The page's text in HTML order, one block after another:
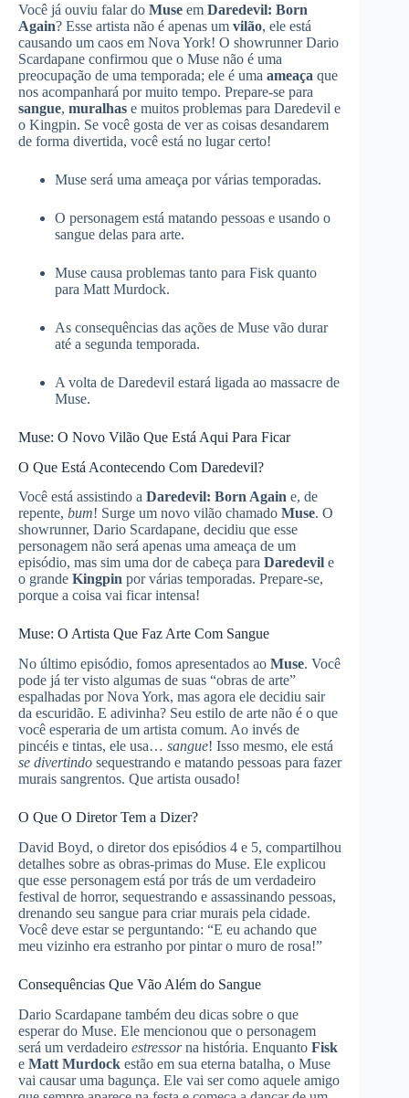
Você já ouviu falar do Muse em Daredevil: Born
Again? Esse artista não é apenas um vilão, ele está
causando um caos em Nova York! O showrunner Dario
Scardapane confirmou que o Muse não é uma
preocupação de uma temporada; ele é uma ameaça que
nos acompanhará por muito tempo. Prepare-se para
sangue, muralhas e muitos problemas para Daredevil e
o Kingpin. Se você gosta de ver as coisas desandarem
de forma divertida, você está no lugar certo!
Muse será uma ameaça por várias temporadas.
O personagem está matando pessoas e usando o
sangue delas para arte.
Muse causa problemas tanto para Fisk quanto
para Matt Murdock.
As consequências das ações de Muse vão durar
até a segunda temporada.
A volta de Daredevil estará ligada ao massacre de
Muse.
Muse: O Novo Vilão Que Está Aqui Para Ficar
O Que Está Acontecendo Com Daredevil?
Você está assistindo a Daredevil: Born Again e, de
repente, bum! Surge um novo vilão chamado Muse. O
showrunner, Dario Scardapane, decidiu que esse
personagem não será apenas uma ameaça de um
episódio, mas sim uma dor de cabeça para Daredevil e
o grande Kingpin por várias temporadas. Prepare-se,
porque a coisa vai ficar intensa!
Muse: O Artista Que Faz Arte Com Sangue
No último episódio, fomos apresentados ao Muse. Você
pode já ter visto algumas de suas “obras de arte”
espalhadas por Nova York, mas agora ele decidiu sair
da escuridão. E adivinha? Seu estilo de arte não é o que
você esperaria de um artista comum. Ao invés de
pincéis e tintas, ele usa… sangue! Isso mesmo, ele está
se divertindo sequestrando e matando pessoas para fazer
murais sangrentos. Que artista ousado!
O Que O Diretor Tem a Dizer?
David Boyd, o diretor dos episódios 4 e 5, compartilhou
detalhes sobre as obras-primas do Muse. Ele explicou
que esse personagem está por trás de um verdadeiro
festival de horror, sequestrando e assassinando pessoas,
drenando seu sangue para criar murais pela cidade.
Você deve estar se perguntando: “E eu achando que
meu vizinho era estranho por pintar o muro de rosa!”
Consequências Que Vão Além do Sangue
Dario Scardapane também deu dicas sobre o que
esperar do Muse. Ele mencionou que o personagem
será um verdadeiro estressorna história. Enquanto Fisk
e Matt Murdock estão em sua eterna batalha, o Muse
vai causar uma bagunça. Ele vai ser como aquele amigo